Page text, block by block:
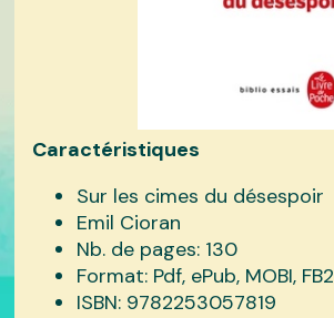
Caractéristiques
Sur les cimes du désespoir
Emil Cioran
Nb. de pages: 130
Format: Pdf, ePub, MOBI, FB2
ISBN: 9782253057819